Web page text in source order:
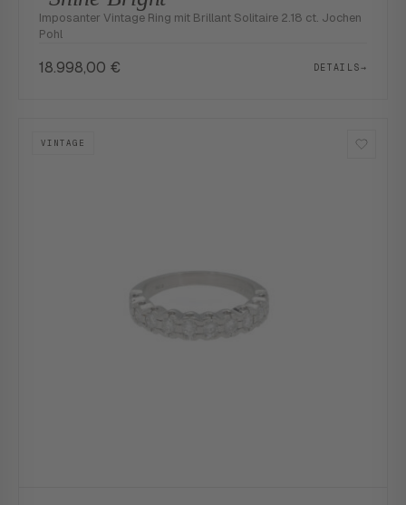
Imposanter Vintage Ring mit Brillant Solitaire 2.18 ct. Jochen
Pohl
18.998,00 € DETAILS→
VINTAGE